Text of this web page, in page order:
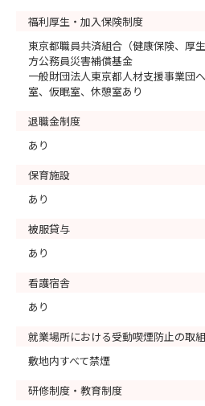
福利厚生・加入保険制度
東京都職員共済組合（健康保険、厚
方公務員災害補償基金
一般財団法人東京都人材支援事業団
室、仮眠室、休憩室あり
退職金制度
あり
保育施設
あり
被服貸与
あり
看護宿舎
あり
就業場所における受動喫煙防止の取組
敷地内すべて禁煙
研修制度・教育制度